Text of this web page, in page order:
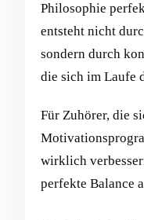
Philosophie
entsteht nicht
sondern durch
die sich im Laufe
Für Zuhörer, die
wirklich
perfekte Balance